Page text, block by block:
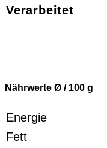
Verarbeitet
Nährwerte Ø / 100 g
Energie
Fett